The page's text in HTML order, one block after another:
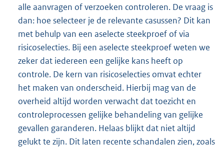
alle aanvragen of verzoeken controleren. De vraag is
dan: hoe selecteer je de relevante casussen? Dit kan
met behulp van een aselecte steekproef of via
risicoselecties. Bij een aselecte steekproef weten we
zeker dat iedereen een gelijke kans heeft op
controle. De kern van risicoselecties omvat echter
het maken van onderscheid. Hierbij mag van de
overheid altijd worden verwacht dat toezicht en
controleprocessen gelijke behandeling van gelijke
gevallen garanderen. Helaas blijkt dat niet altijd
gelukt te zijn. Dit laten recente schandalen zien, zoals